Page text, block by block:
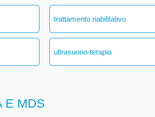
trattamento riabilitativo
ultrasuono-terapia
E MDS